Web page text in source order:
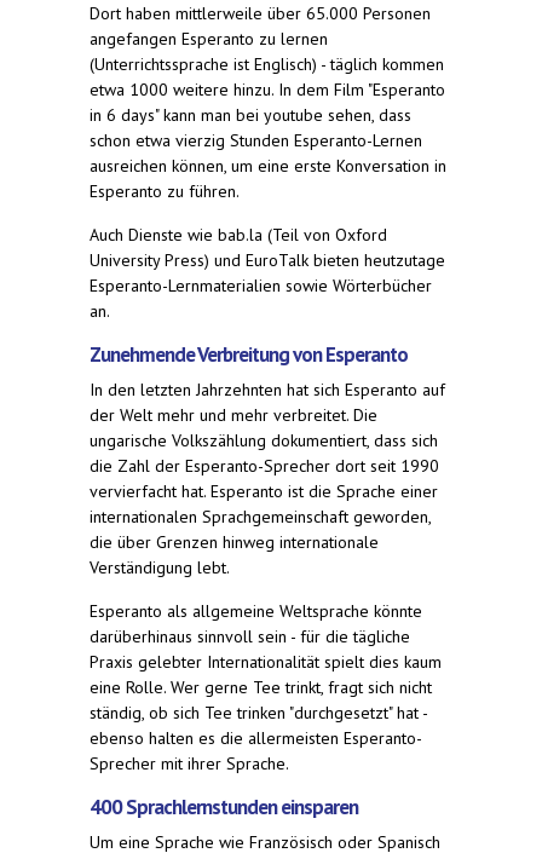
Dort haben mittlerweile über 65.000 Personen
angefangen Esperanto zu lernen
(Unterrichtssprache ist Englisch) - täglich kommen
etwa 1000 weitere hinzu. In dem Film "Esperanto
in 6 days" kann man bei youtube sehen, dass
schon etwa vierzig Stunden Esperanto-Lernen
ausreichen können, um eine erste Konversation in
Esperanto zu führen.
Auch Dienste wie bab.la (Teil von Oxford
University Press) und EuroTalk bieten heutzutage
Esperanto-Lernmaterialien sowie Wörterbücher
an.
Zunehmende Verbreitung von Esperanto
In den letzten Jahrzehnten hat sich Esperanto auf
der Welt mehr und mehr verbreitet. Die
ungarische Volkszählung dokumentiert, dass sich
die Zahl der Esperanto-Sprecher dort seit 1990
vervierfacht hat. Esperanto ist die Sprache einer
internationalen Sprachgemeinschaft geworden,
die über Grenzen hinweg internationale
Verständigung lebt.
Esperanto als allgemeine Weltsprache könnte
darüberhinaus sinnvoll sein - für die tägliche
Praxis gelebter Internationalität spielt dies kaum
eine Rolle. Wer gerne Tee trinkt, fragt sich nicht
ständig, ob sich Tee trinken "durchgesetzt" hat -
ebenso halten es die allermeisten Esperanto-
Sprecher mit ihrer Sprache.
400 Sprachlernstunden einsparen
Um eine Sprache wie Französisch oder Spanisch